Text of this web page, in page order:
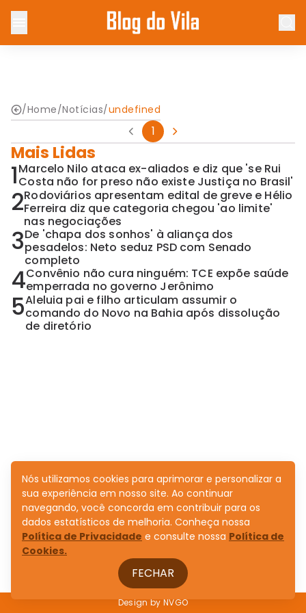
/Home/Notícias/undefined
1
Mais Lidas
1Marcelo Nilo ataca ex-aliados e diz que 'se Rui
Costa não for preso não existe Justiça no Brasil'
2Rodoviários apresentam edital de greve e Hélio
Ferreira diz que categoria chegou 'ao limite'
nas negociações
3De 'chapa dos sonhos' à aliança dos
pesadelos: Neto seduz PSD com Senado
completo
4Convênio não cura ninguém: TCE expõe saúde
emperrada no governo Jerônimo
5Aleluia pai e filho articulam assumir o
comando do Novo na Bahia após dissolução
de diretório
Design byNVGO
Nós utilizamos cookies para aprimorar e personalizar a
sua experiência em nosso site. Ao continuar
navegando, você concorda em contribuir para os
dados estatísticos de melhoria. Conheça nossa
Política de Privacidade e consulte nossa Política de
Cookies.
FECHAR